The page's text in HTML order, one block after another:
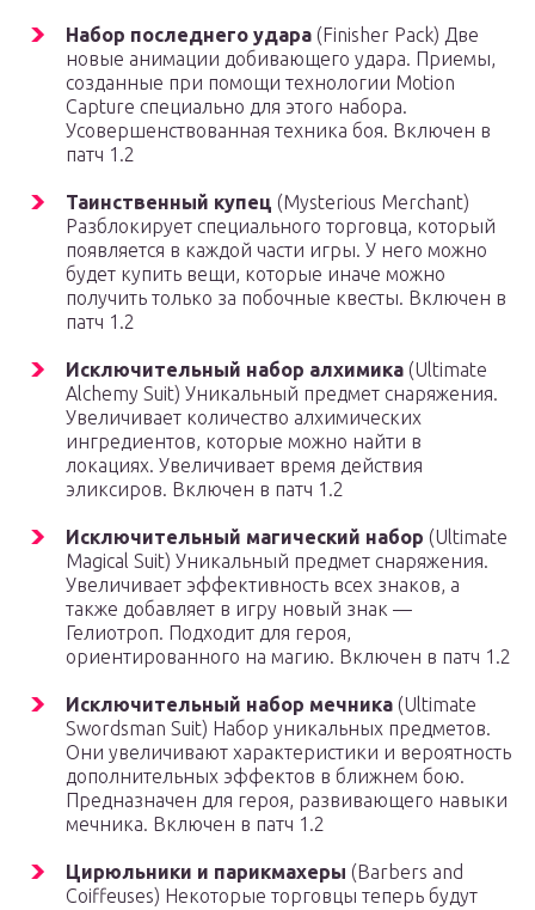
Набор последнего удара (Finisher Pack) Две
новые анимации добивающего удара. Приемы,
созданные при помощи технологии Motion
Capture специально для этого набора.
Усовершенствованная техника боя. Включен в
патч 1.2
Таинственный купец (Mysterious Merchant)
Разблокирует специального торговца, который
появляется в каждой части игры. У него можно
будет купить вещи, которые иначе можно
получить только за побочные квесты. Включен в
патч 1.2
Исключительный набор алхимика (Ultimate
Alchemy Suit) Уникальный предмет снаряжения.
Увеличивает количество алхимических
ингредиентов, которые можно найти в
локациях. Увеличивает время действия
эликсиров. Включен в патч 1.2
Исключительный магический набор (Ultimate
Magical Suit) Уникальный предмет снаряжения.
Увеличивает эффективность всех знаков, а
также добавляет в игру новый знак —
Гелиотроп. Подходит для героя,
ориентированного на магию. Включен в патч 1.2
Исключительный набор мечника (Ultimate
Swordsman Suit) Набор уникальных предметов.
Они увеличивают характеристики и вероятность
дополнительных эффектов в ближнем бою.
Предназначен для героя, развивающего навыки
мечника. Включен в патч 1.2
Цирюльники и парикмахеры (Barbers and
Coiffeuses) Некоторые торговцы теперь будут